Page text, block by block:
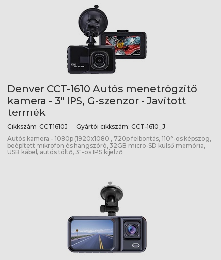
Denver CCT-1610 Autós menetrögzítő
kamera - 3" IPS, G-szenzor - Javított
termék
Cikkszám: CCT1610J Gyártói cikkszám: CCT-1610_J
Autós kamera - 1080p (1920x1080), 720p felbontás, 110°-os képszög,
beépített mikrofon és hangszóró, 32GB micro-SD külső memória,
USB kábel, autós töltő, 3"-os IPS kijelző